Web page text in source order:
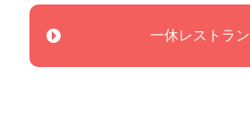
一休レストラン